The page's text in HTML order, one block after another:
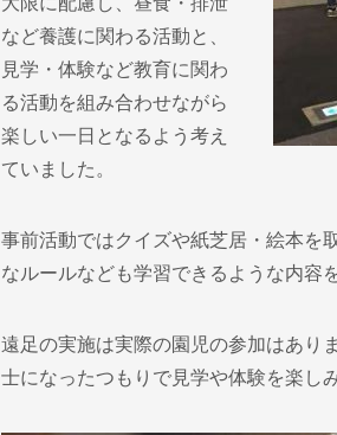
など養護に関わる活動と、
見学・体験など教育に関わ
る活動を組み合わせながら
楽しい一日となるよう考え
ていました。
事前活動ではクイズや紙芝居・絵本を
なルールなども学習できるような内容
遠足の実施は実際の園児の参加はあり
士になったつもりで見学や体験を楽し